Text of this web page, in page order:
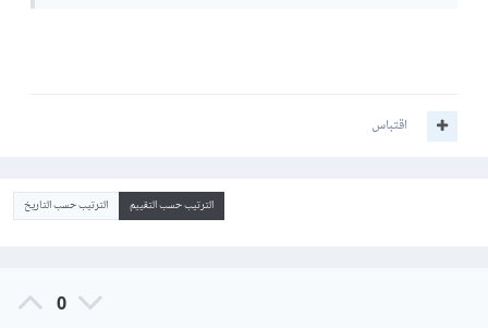
اقتباس
الترتيب حسب التقييم الترتيب حسب التاريخ
0